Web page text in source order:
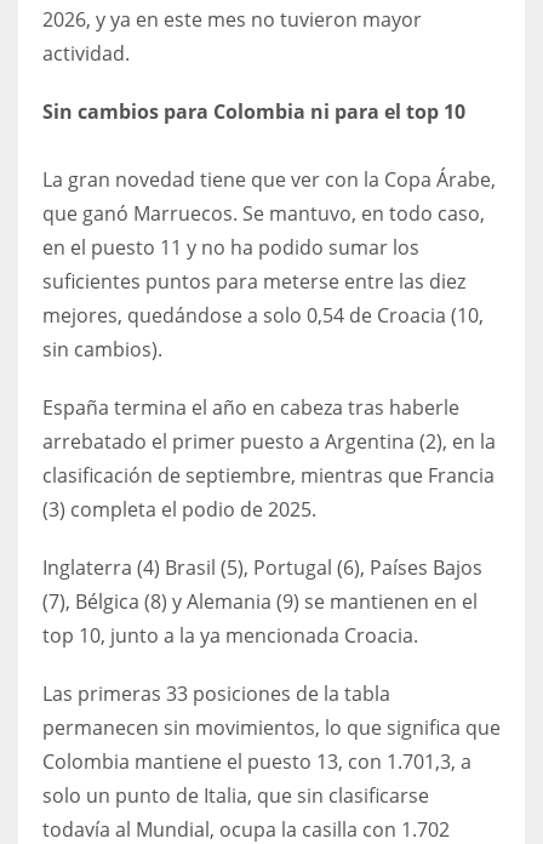
DEN
20
NE
16
OAK
19
NYG
24
MIA
17
DAL
22
26
2026, y ya en este mes no tuvieron mayor
actividad.
Sin cambios para Colombia ni para el top 10
La gran novedad tiene que ver con la Copa Árabe,
que ganó Marruecos. Se mantuvo, en todo caso,
en el puesto 11 y no ha podido sumar los
suficientes puntos para meterse entre las diez
mejores, quedándose a solo 0,54 de Croacia (10,
sin cambios).
España termina el año en cabeza tras haberle
arrebatado el primer puesto a Argentina (2), en la
clasificación de septiembre, mientras que Francia
(3) completa el podio de 2025.
Inglaterra (4) Brasil (5), Portugal (6), Países Bajos
(7), Bélgica (8) y Alemania (9) se mantienen en el
top 10, junto a la ya mencionada Croacia.
Las primeras 33 posiciones de la tabla
permanecen sin movimientos, lo que significa que
Colombia mantiene el puesto 13, con 1.701,3, a
solo un punto de Italia, que sin clasificarse
todavía al Mundial, ocupa la casilla con 1.702